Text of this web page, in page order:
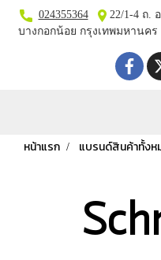
024355364
22/1-4 ถ.
บางกอกน้อย กรุงเทพมหานคร
หน้าแรก แบรนด์สินค้าทั้งห